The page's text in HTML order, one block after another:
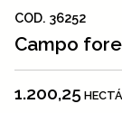
COD. 36252
Campo
1.200,25